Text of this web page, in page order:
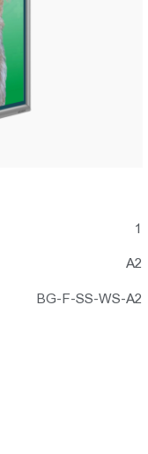
1
А2
BG-F-SS-WS-A2